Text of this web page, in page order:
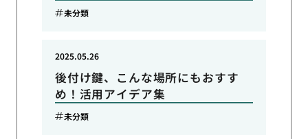
未分類
後付け鍵、こんな場所にもおすす
め！活用アイデア集
2025.05.26
未分類